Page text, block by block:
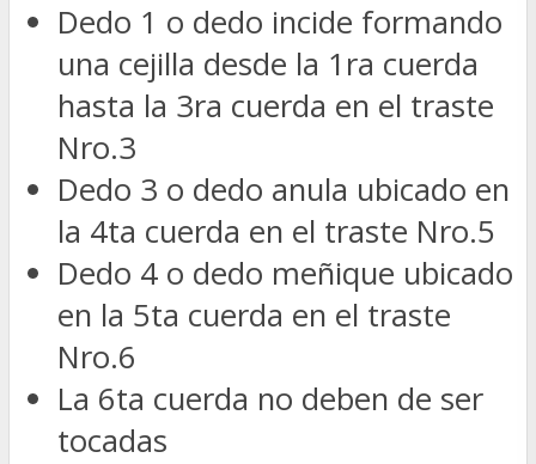
Dedo 1 o dedo incide formando
una cejilla desde la 1ra cuerda
hasta la 3ra cuerda en el traste
Nro.3
Dedo 3 o dedo anula ubicado en
la 4ta cuerda en el traste Nro.5
Dedo 4 o dedo meñique ubicado
en la 5ta cuerda en el traste
Nro.6
La 6ta cuerda no deben de ser
tocadas